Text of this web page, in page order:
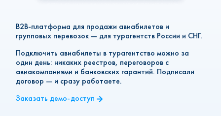
B2B-платформа для продажи авиабилетов и
групповых перевозок — для турагентств России и СНГ.
Подключить авиабилеты в турагентство можно за
один день: никаких реестров, переговоров с
авиакомпаниями и банковских гарантий. Подписали
договор — и сразу работаете.
Заказать демо-доступ